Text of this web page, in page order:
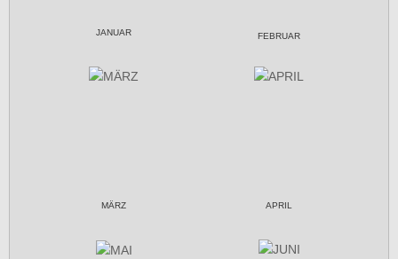
JANUAR FEBRUAR
MÄRZ APRIL